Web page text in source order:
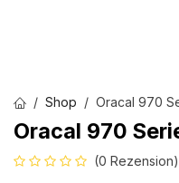
Shop Oracal 970
Oracal 970
(0 Rezension)